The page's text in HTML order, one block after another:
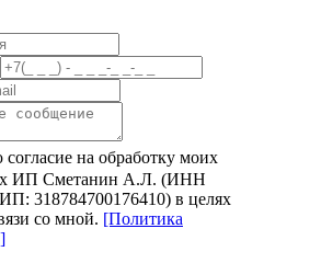
на обработку моих
ИП Сметанин А.Л. (ИНН
318784700176410) в целях
со мной. [Политика